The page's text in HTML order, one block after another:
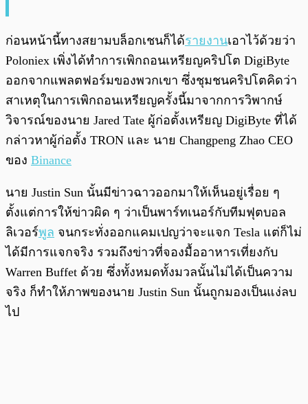
ก่อนหน้านี้ทางสยามบล็อกเชนก็ได้รายงานเอาไว้ด้วยว่า
Poloniex เพิ่งได้ทำการเพิกถอนเหรียญคริปโต DigiByte
ออกจากแพลตฟอร์มของพวกเขา ซึ่งชุมชนคริปโตคิดว่า
สาเหตุในการเพิกถอนเหรียญครั้งนี้มาจากการวิพากษ์
วิจารณ์ของนาย Jared Tate ผู้ก่อตั้งเหรียญ DigiByte ที่ได้
กล่าวหาผู้ก่อตั้ง TRON และ นาย Changpeng Zhao CEO
ของ Binance
นาย Justin Sun นั้นมีข่าวฉาวออกมาให้เห็นอยู่เรื่อย ๆ
ตั้งแต่การให้ข่าวผิด ๆ ว่าเป็นพาร์ทเนอร์กับทีมฟุตบอล
ลิเวอร์พูล จนกระทั่งออกแคมเปญว่าจะแจก Tesla แต่ก็ไม่
ได้มีการแจกจริง รวมถึงข่าวที่จองมื้ออาหารเที่ยงกับ
Warren Buffet ด้วย ซึ่งทั้งหมดทั้งมวลนั้นไม่ได้เป็นความ
จริง ก็ทำให้ภาพของนาย Justin Sun นั้นถูกมองเป็นแง่ลบ
ไป